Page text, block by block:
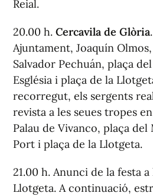
Reial.
20.00 h. Cercavila de Glòria
Ajuntament, Joaquín
Salvador Pechuán, plaça
Església i plaça de la
recorregut, els sergents
revista a les seues tropes
Palau de Vivanco, plaça
Port i plaça de la Llotgeta.
21.00 h. Anunci de la festa
Llotgeta. A continuació,